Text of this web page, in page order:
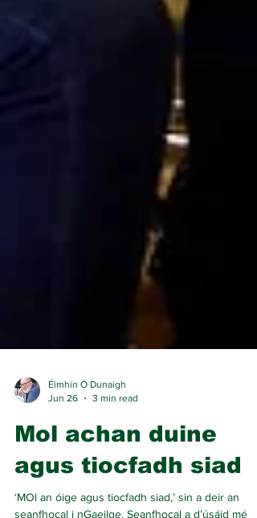
Éimhín Ó Dunaigh
Jun 26
3 min read
Mol achan duine